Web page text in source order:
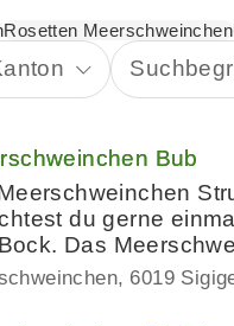
Rosetten Meerschweinchen
Bub
du gerne
Das
6019